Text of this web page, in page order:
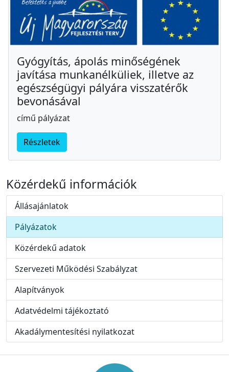
Gyógyítás, ápolás minőségének
javítása munkanélküliek, illetve az
egészségügyi pályára visszatérők
bevonásával
című pályázat
Részletek
Közérdekű információk
Állásajánlatok
Pályázatok
Közérdekű adatok
Szervezeti Működési Szabályzat
Alapítványok
Adatvédelmi tájékoztató
Akadálymentesítési nyilatkozat